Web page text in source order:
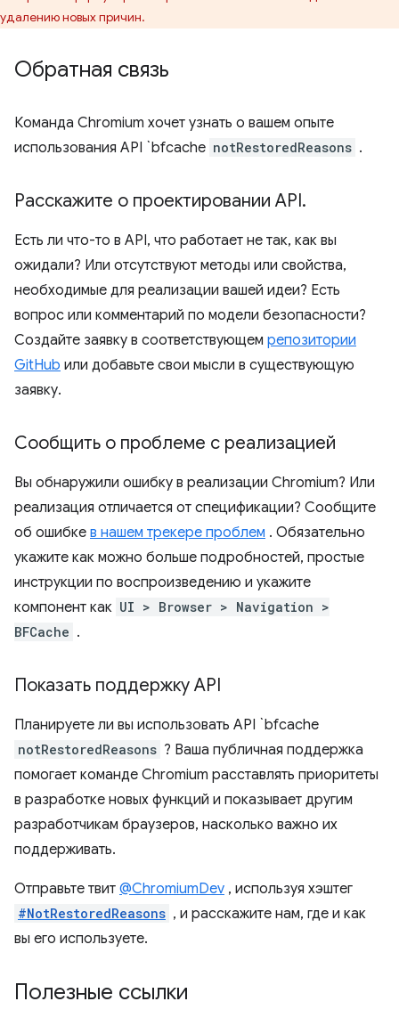
удалению новых причин.
Обратная связь
Команда Chromium хочет узнать о вашем опыте
использования API `bfcache notRestoredReasons .
Расскажите о проектировании API.
Есть ли что-то в API, что работает не так, как вы
ожидали? Или отсутствуют методы или свойства,
необходимые для реализации вашей идеи? Есть
вопрос или комментарий по модели безопасности?
Создайте заявку в соответствующем репозитории
GitHub или добавьте свои мысли в существующую
заявку.
Сообщить о проблеме с реализацией
Вы обнаружили ошибку в реализации Chromium? Или
реализация отличается от спецификации? Сообщите
об ошибке в нашем трекере проблем . Обязательно
укажите как можно больше подробностей, простые
инструкции по воспроизведению и укажите
компонент как UI > Browser > Navigation >
BFCache .
Показать поддержку API
Планируете ли вы использовать API `bfcache
notRestoredReasons ? Ваша публичная поддержка
помогает команде Chromium расставлять приоритеты
в разработке новых функций и показывает другим
разработчикам браузеров, насколько важно их
поддерживать.
Отправьте твит @ChromiumDev , используя хэштег
#NotRestoredReasons , и расскажите нам, где и как
вы его используете.
Полезные ссылки